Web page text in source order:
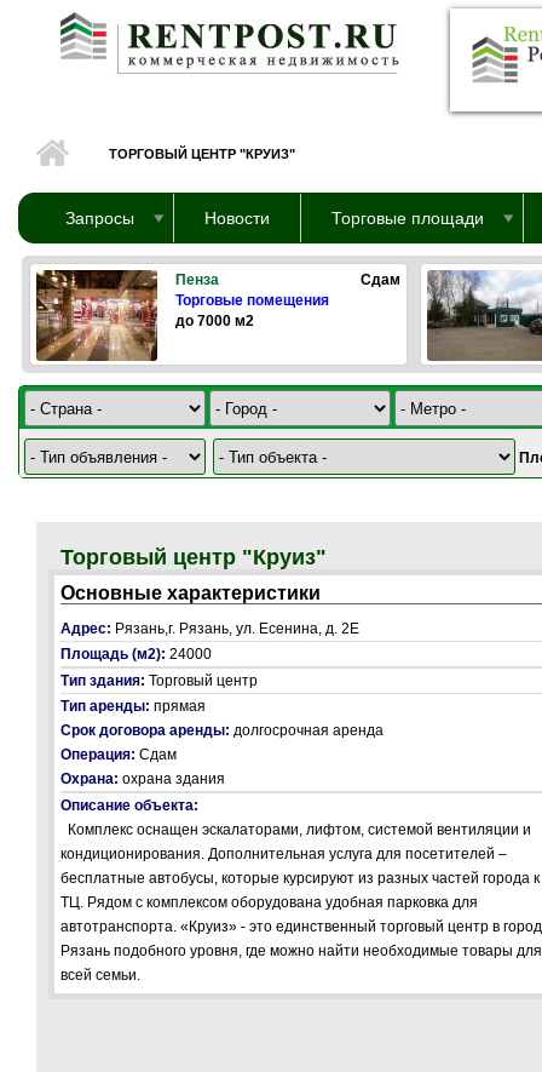
Перейти к основному содержанию
ТОРГОВЫЙ ЦЕНТР "КРУИЗ"
Запросы Новости Торговые площади
Пенза
Сдам
Торговые помещения
до 7000 м2
Торговый центр "Круиз"
Основные характеристики
Адрес: Рязань,г. Рязань, ул. Есенина, д. 2Е
Площадь (м2): 24000
Тип здания: Торговый центр
Тип аренды: прямая
Срок договора аренды: долгосрочная аренда
Операция: Сдам
Охрана: охрана здания
Описание объекта:
Комплекс оснащен эскалаторами, лифтом, системой вентиляции и
кондиционирования. Дополнительная услуга для посетителей –
бесплатные автобусы, которые курсируют из разных частей города к
ТЦ. Рядом с комплексом оборудована удобная парковка для
автотранспорта. «Круиз» - это единственный торговый центр в
Рязань подобного уровня, где можно найти необходимые товары для
всей семьи.